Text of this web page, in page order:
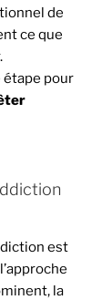
de
ce que
étape pour
est
la